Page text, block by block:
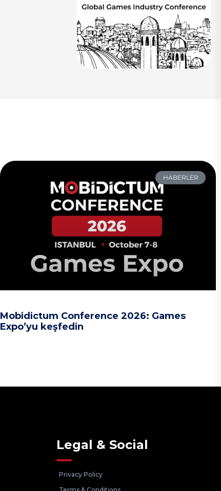
HABERLER
Mobidictum Conference 2026: Games
Expo’yu keşfedin
Legal & Social
Privacy Policy